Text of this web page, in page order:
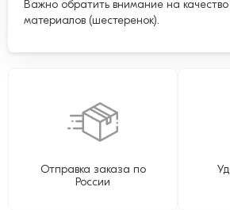
Важно обратить внимание на
материалов (шестеренок).
Отправка заказа по
России